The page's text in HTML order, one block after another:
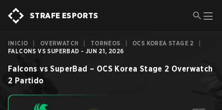
STRAFE ESPORTS
INICIO OVERWATCH TORNEOS OCS KOREA STAGE 2
FALCONS VS SUPERBAD - JUN 21, 2026
Falcons vs SuperBad – OCS Korea Stage 2 Overwatch
2 Partido